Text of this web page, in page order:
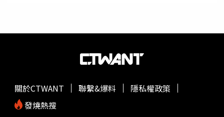
關於CTWANT 聯繫&爆料
隱私權政策
發燒熱搜